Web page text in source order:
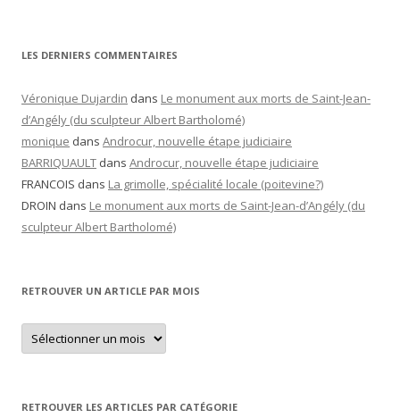
LES DERNIERS COMMENTAIRES
Véronique Dujardin dans Le monument aux morts de Saint-Jean-
d’Angély (du sculpteur Albert Bartholomé)
monique dans Androcur, nouvelle étape judiciaire
BARRIQUAULT dans Androcur, nouvelle étape judiciaire
FRANCOIS dans La grimolle, spécialité locale (poitevine?)
DROIN dans Le monument aux morts de Saint-Jean-d’Angély (du
sculpteur Albert Bartholomé)
RETROUVER UN ARTICLE PAR MOIS
Retrouver
un
article
RETROUVER LES ARTICLES PAR CATÉGORIE